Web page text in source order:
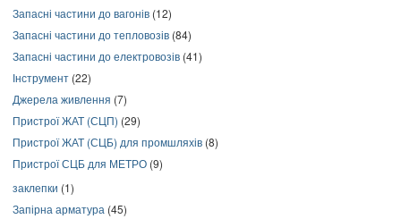
Запасні частини до вагонів (12)
Запасні частини до тепловозів (84)
Запасні частини до електровозів (41)
Інструмент (22)
Джерела живлення (7)
Пристрої ЖАТ (СЦП) (29)
Пристрої ЖАТ (СЦБ) для промшляхів (8)
Пристрої СЦБ для МЕТРО (9)
заклепки (1)
Запірна арматура (45)